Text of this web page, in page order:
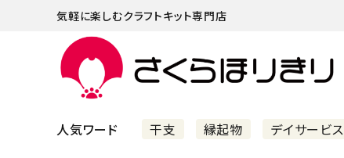
気軽に楽しむクラフトキット専門店
人気ワード 干支 縁起物 デイサービス